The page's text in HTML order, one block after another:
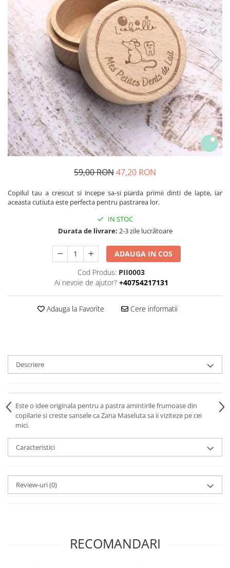
Produse pentru casa
Accesorii
Idei pentru casa
Prosoape bucatarie
59,00 RON47,20 RON
Copilul tau a crescut si incepe sa-si piarda primii dinti de lapte, iar
aceasta cutiuta este perfecta pentru pastrarea lor.
IN STOC
Durata de livrare: 2-3 zile lucrătoare
ADAUGA IN COS
Cod Produs: PII0003
Ai nevoie de ajutor? +40754217131
Adauga la Favorite Cere informatii
Descriere
Este o idee originala pentru a pastra amintirile frumoase din
copilarie si creste sansele ca Zana Maseluta sa ii viziteze pe cei
mici.
Caracteristici
Review-uri(0)
RECOMANDARI